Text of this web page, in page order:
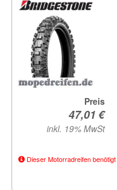
Preis
inkl. 19% MwSt
Dieser Motorradreifen benötigt